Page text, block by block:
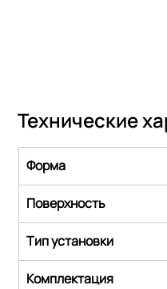
Технические
Форма
Поверхность
Тип установки
Комплектация